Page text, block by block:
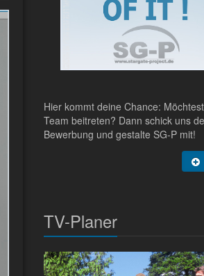
Hier kommt deine Chance:
Team beitreten? Dann schick uns
Bewerbung und gestalte SG-P mit!
TV-Planer